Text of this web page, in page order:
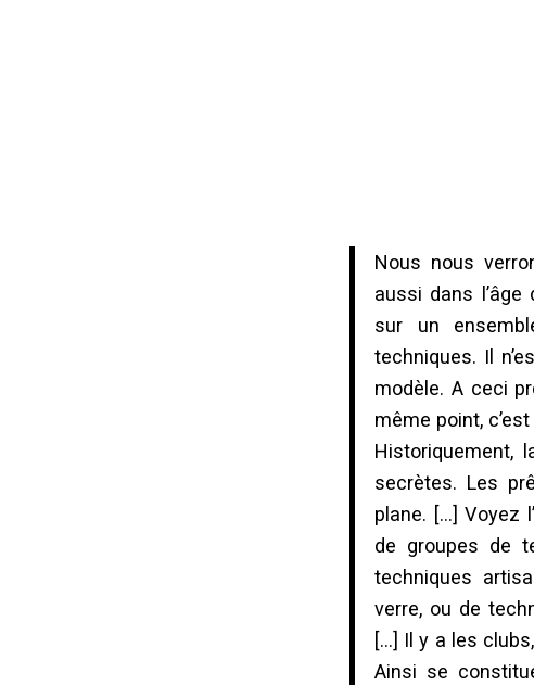
Nous nous
aussi dans
sur un
techniques. Il
modèle. A ceci
même point,
Historiquement,
secrètes. Les
plane. […] Voyez
de groupes de
techniques
verre, ou de
[…] Il y a les
Ainsi se